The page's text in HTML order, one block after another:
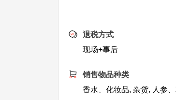
退税方式
现场+事后
销售物品种类
香水、化妆品, 杂货, 人参